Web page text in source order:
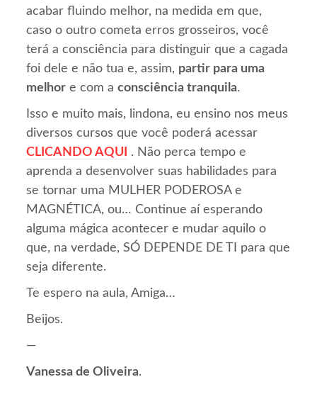
acabar fluindo melhor, na medida em que,
caso o outro cometa erros grosseiros, você
terá a consciência para distinguir que a cagada
foi dele e não tua e, assim, partir para uma
melhor e com aconsciência tranquila.
Isso e muito mais, lindona, eu ensino nos meus
diversos cursos que você poderá acessar
CLICANDO AQUI
. Não perca tempo e
aprenda a desenvolver suas habilidades para
se tornar uma MULHER PODEROSA e
MAGNÉTICA, ou… Continue aí esperando
alguma mágica acontecer e mudar aquilo o
que, na verdade, SÓ DEPENDE DE TI para que
seja diferente.
Te espero na aula, Amiga…
Beijos.
—
Vanessa de Oliveira.